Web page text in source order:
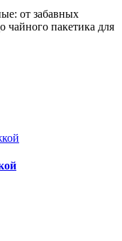
от забавных
чайного пакетика для